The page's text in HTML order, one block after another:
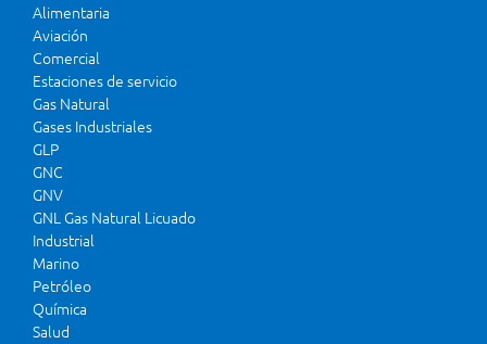
Alimentaria
Aviación
Comercial
Estaciones de servicio
Gas Natural
Gases Industriales
GLP
GNC
GNV
GNL Gas Natural Licuado
Industrial
Marino
Petróleo
Química
Salud